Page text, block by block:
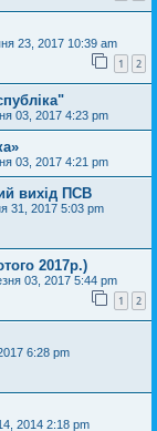
23, 2017 10:39 am
1 2
03, 2017 4:23 pm
03, 2017 4:21 pm
вихід ПСВ
31, 2017 5:03 pm
2017р.)
03, 2017 5:44 pm
1 2
6:28 pm
2014 2:18 pm